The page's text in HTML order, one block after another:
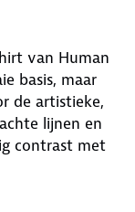
van Human
basis, maar
de artistieke,
lijnen en
contrast met